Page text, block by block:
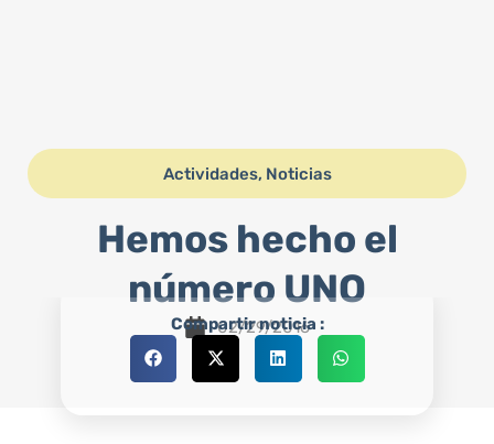
Actividades, Noticias
Hemos hecho el
número UNO
02/29/2016
Compartir noticia :